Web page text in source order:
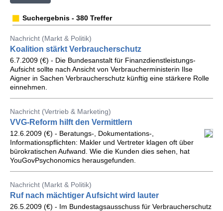
Suchergebnis - 380 Treffer
Nachricht (Markt & Politik)
Koalition stärkt Verbraucherschutz
6.7.2009 (€) - Die Bundesanstalt für Finanzdienstleistungs-
Aufsicht sollte nach Ansicht von Verbraucherministerin Ilse
Aigner in Sachen Verbraucherschutz künftig eine stärkere Rolle
einnehmen.
Nachricht (Vertrieb & Marketing)
VVG-Reform hilft den Vermittlern
12.6.2009 (€) - Beratungs-, Dokumentations-,
Informationspflichten: Makler und Vertreter klagen oft über
bürokratischen Aufwand. Wie die Kunden dies sehen, hat
YouGovPsychonomics herausgefunden.
Nachricht (Markt & Politik)
Ruf nach mächtiger Aufsicht wird lauter
26.5.2009 (€) - Im Bundestagsausschuss für Verbraucherschutz